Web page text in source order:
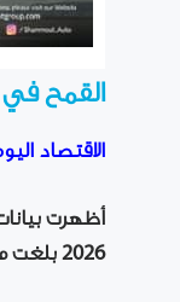
القمح في سوريا
الاقتصاد
أظهرت
2026 بلغت مليوناً و244 ألفاً و682 طناً، بعد تنفيذ 67 ألفاً و916 عملية تسليم في مختلف المحافظات.